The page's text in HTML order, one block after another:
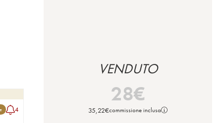
4
VENDUTO
28€
35,22€commissione inclusa